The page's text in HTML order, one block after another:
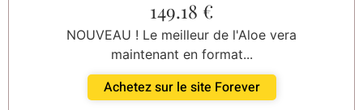
149.18 €
NOUVEAU ! Le meilleur de l'Aloe vera
maintenant en format...
Achetez sur le site Forever